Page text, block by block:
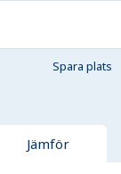
Spara plats
Jämför